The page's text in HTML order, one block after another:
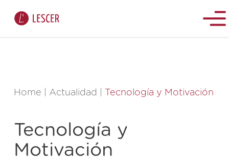
Home Actualidad Tecnología y Motivación
Tecnología y
Motivación